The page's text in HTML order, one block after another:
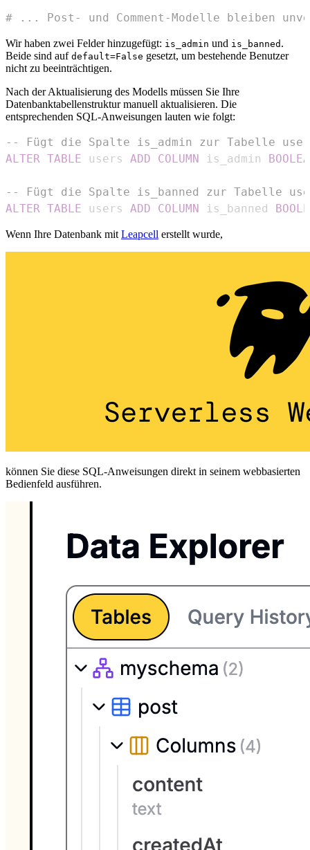
# ... Post- und Comment-Modelle bleiben
Wir haben zwei Felder hinzugefügt: is_admin und is_banned .
Beide sind auf default=False gesetzt, um bestehende Benutzer
nicht zu beeinträchtigen.
Nach der Aktualisierung des Modells müssen Sie Ihre
Datenbanktabellenstruktur manuell aktualisieren. Die
entsprechenden SQL-Anweisungen lauten wie folgt:
-- Fügt die Spalte is_admin zur Tabelle
ALTER TABLE users ADD COLUMN is_admin
-- Fügt die Spalte is_banned zur Tabelle
ALTER TABLE users ADD COLUMN is_banned
Wenn Ihre Datenbank mit Leapcell erstellt wurde,
können Sie diese SQL-Anweisungen direkt in seinem webbasierten
Bedienfeld ausführen.